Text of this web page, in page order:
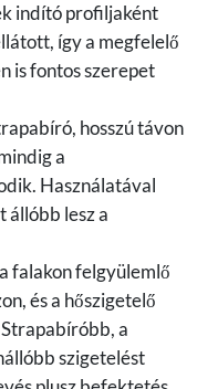
indító profiljaként
így a megfelelő
is fontos szerepet
hosszú távon
a
Használatával
állóbb lesz a
falakon felgyülemlő
és a hőszigetelő
a
szigetelést